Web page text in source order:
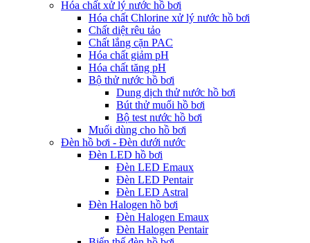
Hóa chất xử lý nước hồ bơi
Hóa chất Chlorine xử lý nước hồ bơi
Chất diệt rêu tảo
Chất lắng cặn PAC
Hóa chất giảm pH
Hóa chất tăng pH
Bộ thử nước hồ bơi
Dung dịch thử nước hồ bơi
Bút thử muối hồ bơi
Bộ test nước hồ bơi
Muối dùng cho hồ bơi
Đèn hồ bơi - Đèn dưới nước
Đèn LED hồ bơi
Đèn LED Emaux
Đèn LED Pentair
Đèn LED Astral
Đèn Halogen hồ bơi
Đèn Halogen Emaux
Đèn Halogen Pentair